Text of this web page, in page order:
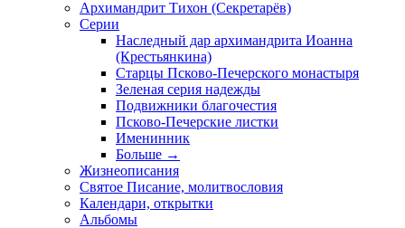
Архимандрит Тихон (Секретарёв)
Серии
Наследный дар архимандрита Иоанна
(Крестьянкина)
Старцы Псково-Печерского монастыря
Зеленая серия надежды
Подвижники благочестия
Псково-Печерские листки
Именинник
Больше →
Жизнеописания
Святое Писание, молитвословия
Календари, открытки
Альбомы